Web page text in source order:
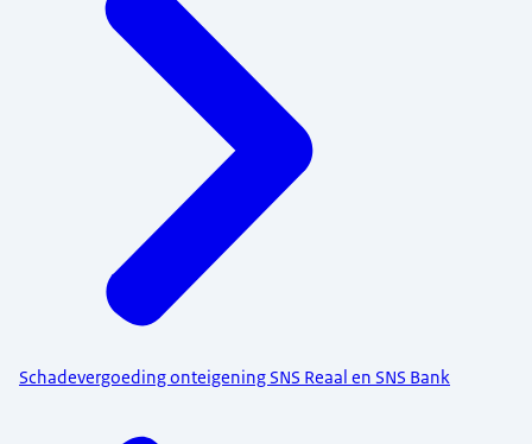
Schadevergoeding onteigening SNS Reaal en SNS Bank